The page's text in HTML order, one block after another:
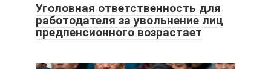
Уголовная ответственность для
работодателя за увольнение лиц
предпенсионного возрастает